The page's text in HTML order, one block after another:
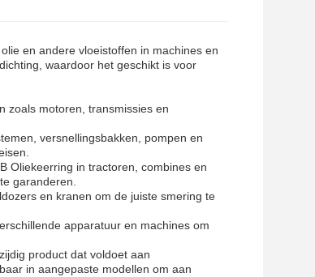
en andere vloeistoffen in machines en
waardoor het geschikt is voor
zoals motoren, transmissies en
versnellingsbakken, pompen en
Oliekeerring in tractoren, combines en
garanderen.
en kranen om de juiste smering te
apparatuur en machines om
product dat voldoet aan
in aangepaste modellen om aan